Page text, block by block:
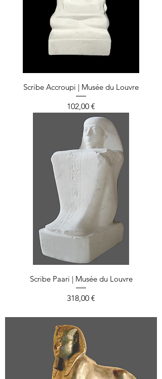
Scribe Accroupi | Musée du Louvre
Prix
102,00 €
Scribe Paari | Musée du Louvre
Prix
318,00 €